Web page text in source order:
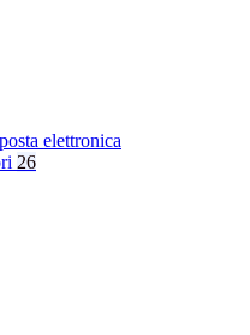
elettronica
26